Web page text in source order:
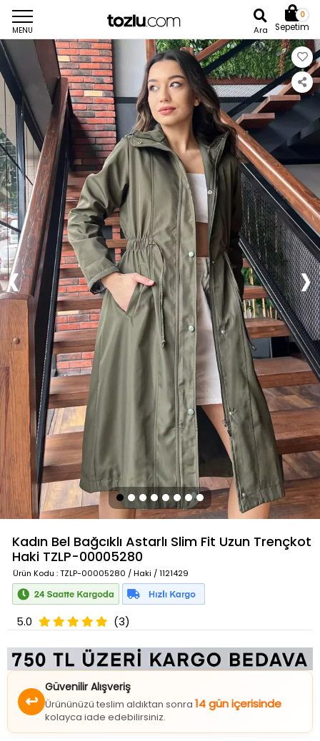
MENU Ara
0
Sepetim
Kadın Bel Bağcıklı Astarlı Slim Fit Uzun Trençkot
Haki TZLP-00005280
Ürün Kodu : TZLP-00005280 / Haki / 1121429
5.0 (3)
Güvenilir Alışveriş
Ürününüzü teslim aldıktan sonra
kolayca iade edebilirsiniz.